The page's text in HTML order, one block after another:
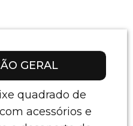
GERAL
quadrado de
acessórios e